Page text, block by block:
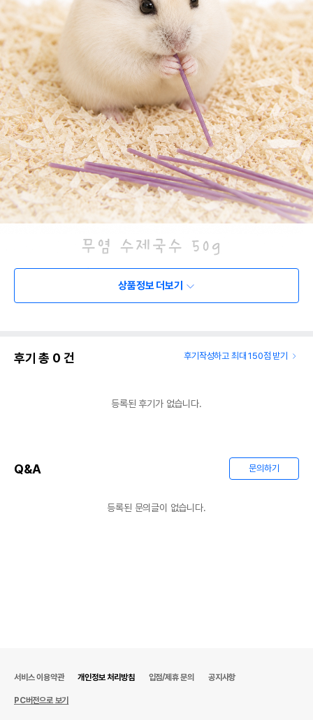
상품정보 더보기
후기 총 0 건 후기작성하고 최대 150점 받기
등록된 후기가 없습니다.
Q&A 문의하기
등록된 문의글이 없습니다.
서비스 이용약관 개인정보 처리방침 입점/제휴 문의 공지사항
PC버전으로 보기